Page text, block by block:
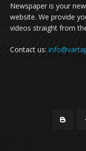
Newspaper is your
website. We provide
videos straight from
Contact us: